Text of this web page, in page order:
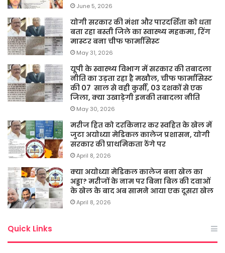
June 5, 2026
योगी सरकार की मंशा और पारदर्शिता को धता
बता रहा बस्ती जिले का स्वास्थ्य महकमा, रिंग
मास्टर बना चीफ फार्मासिस्ट
May 31, 2026
यूपी के स्वास्थ्य विभाग में सरकार की तबादला
नीति का उड़ता रहा है मखौल, चीफ फार्मासिस्ट
की 07 साल से वही कुर्सी, 03 दशकों से एक
जिला, क्या उखाड़ेगी इनकी तबादला नीति
May 30, 2026
मरीज हित को दरकिनार कर स्वहित के खेल में
जुटा अयोध्या मेडिकल कालेज प्रशासन, योगी
सरकार की प्राथमिकता ठेंगे पर
April 8, 2026
क्या अयोध्या मेडिकल कालेज बना खेल का
अड्डा? मरीजों के नाम पर बिना बिल की दवाओं
के खेल के बाद अब सामने आया एक दूसरा खेल
April 8, 2026
Quick Links